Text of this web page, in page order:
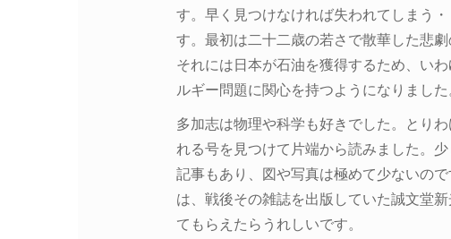
す。早く見つけなければ失われてしまう
す。最初は二十二歳の若さで散華した悲
それには日本が石油を獲得するため、い
ルギー問題に関心を持つようになりまし
多加志は物理や科学も好きでした。とり
れる号を見つけて片端から読みました。
記事もあり、図や写真は極めて少ないの
は、戦後その雑誌を出版していた誠文堂
てもらえたらうれしいです。